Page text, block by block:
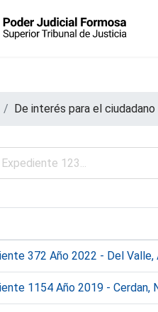
De interés para el ciudadano
372 Año 2022 - Del
1154 Año 2019 -